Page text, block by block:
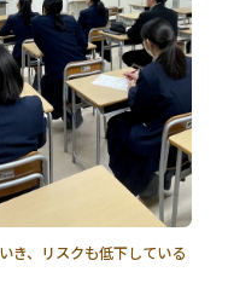
き、リスクも低下している